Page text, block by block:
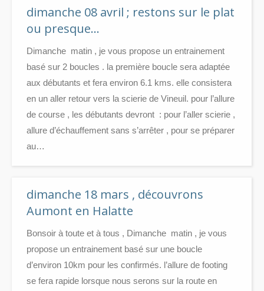
dimanche 08 avril ; restons sur le plat
ou presque…
Dimanche matin , je vous propose un entrainement
basé sur 2 boucles . la première boucle sera adaptée
aux débutants et fera environ 6.1 kms. elle consistera
en un aller retour vers la scierie de Vineuil. pour l’allure
de course , les débutants devront : pour l’aller scierie ,
allure d’échauffement sans s’arrêter , pour se préparer
au…
dimanche 18 mars , découvrons
Aumont en Halatte
Bonsoir à toute et à tous , Dimanche matin , je vous
propose un entrainement basé sur une boucle
d’environ 10km pour les confirmés. l’allure de footing
se fera rapide lorsque nous serons sur la route en